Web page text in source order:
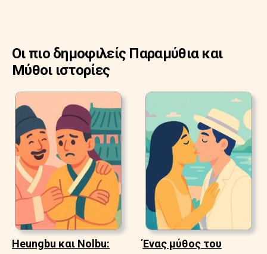
Οι πιο δημοφιλείς Παραμύθια και
Μύθοι ιστορίες
Heungbu και Nolbu:
Ένας μύθος του